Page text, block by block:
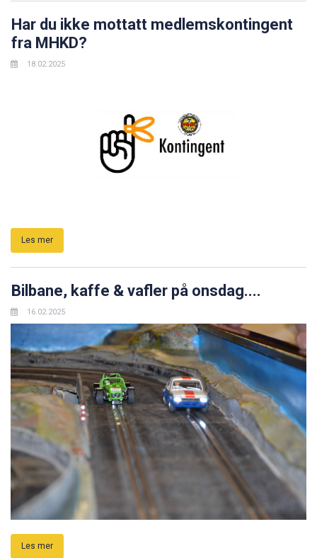
Har du ikke mottatt medlemskontingent
fra MHKD?
18.02.2025
Les mer
Bilbane, kaffe & vafler på onsdag....
16.02.2025
Les mer